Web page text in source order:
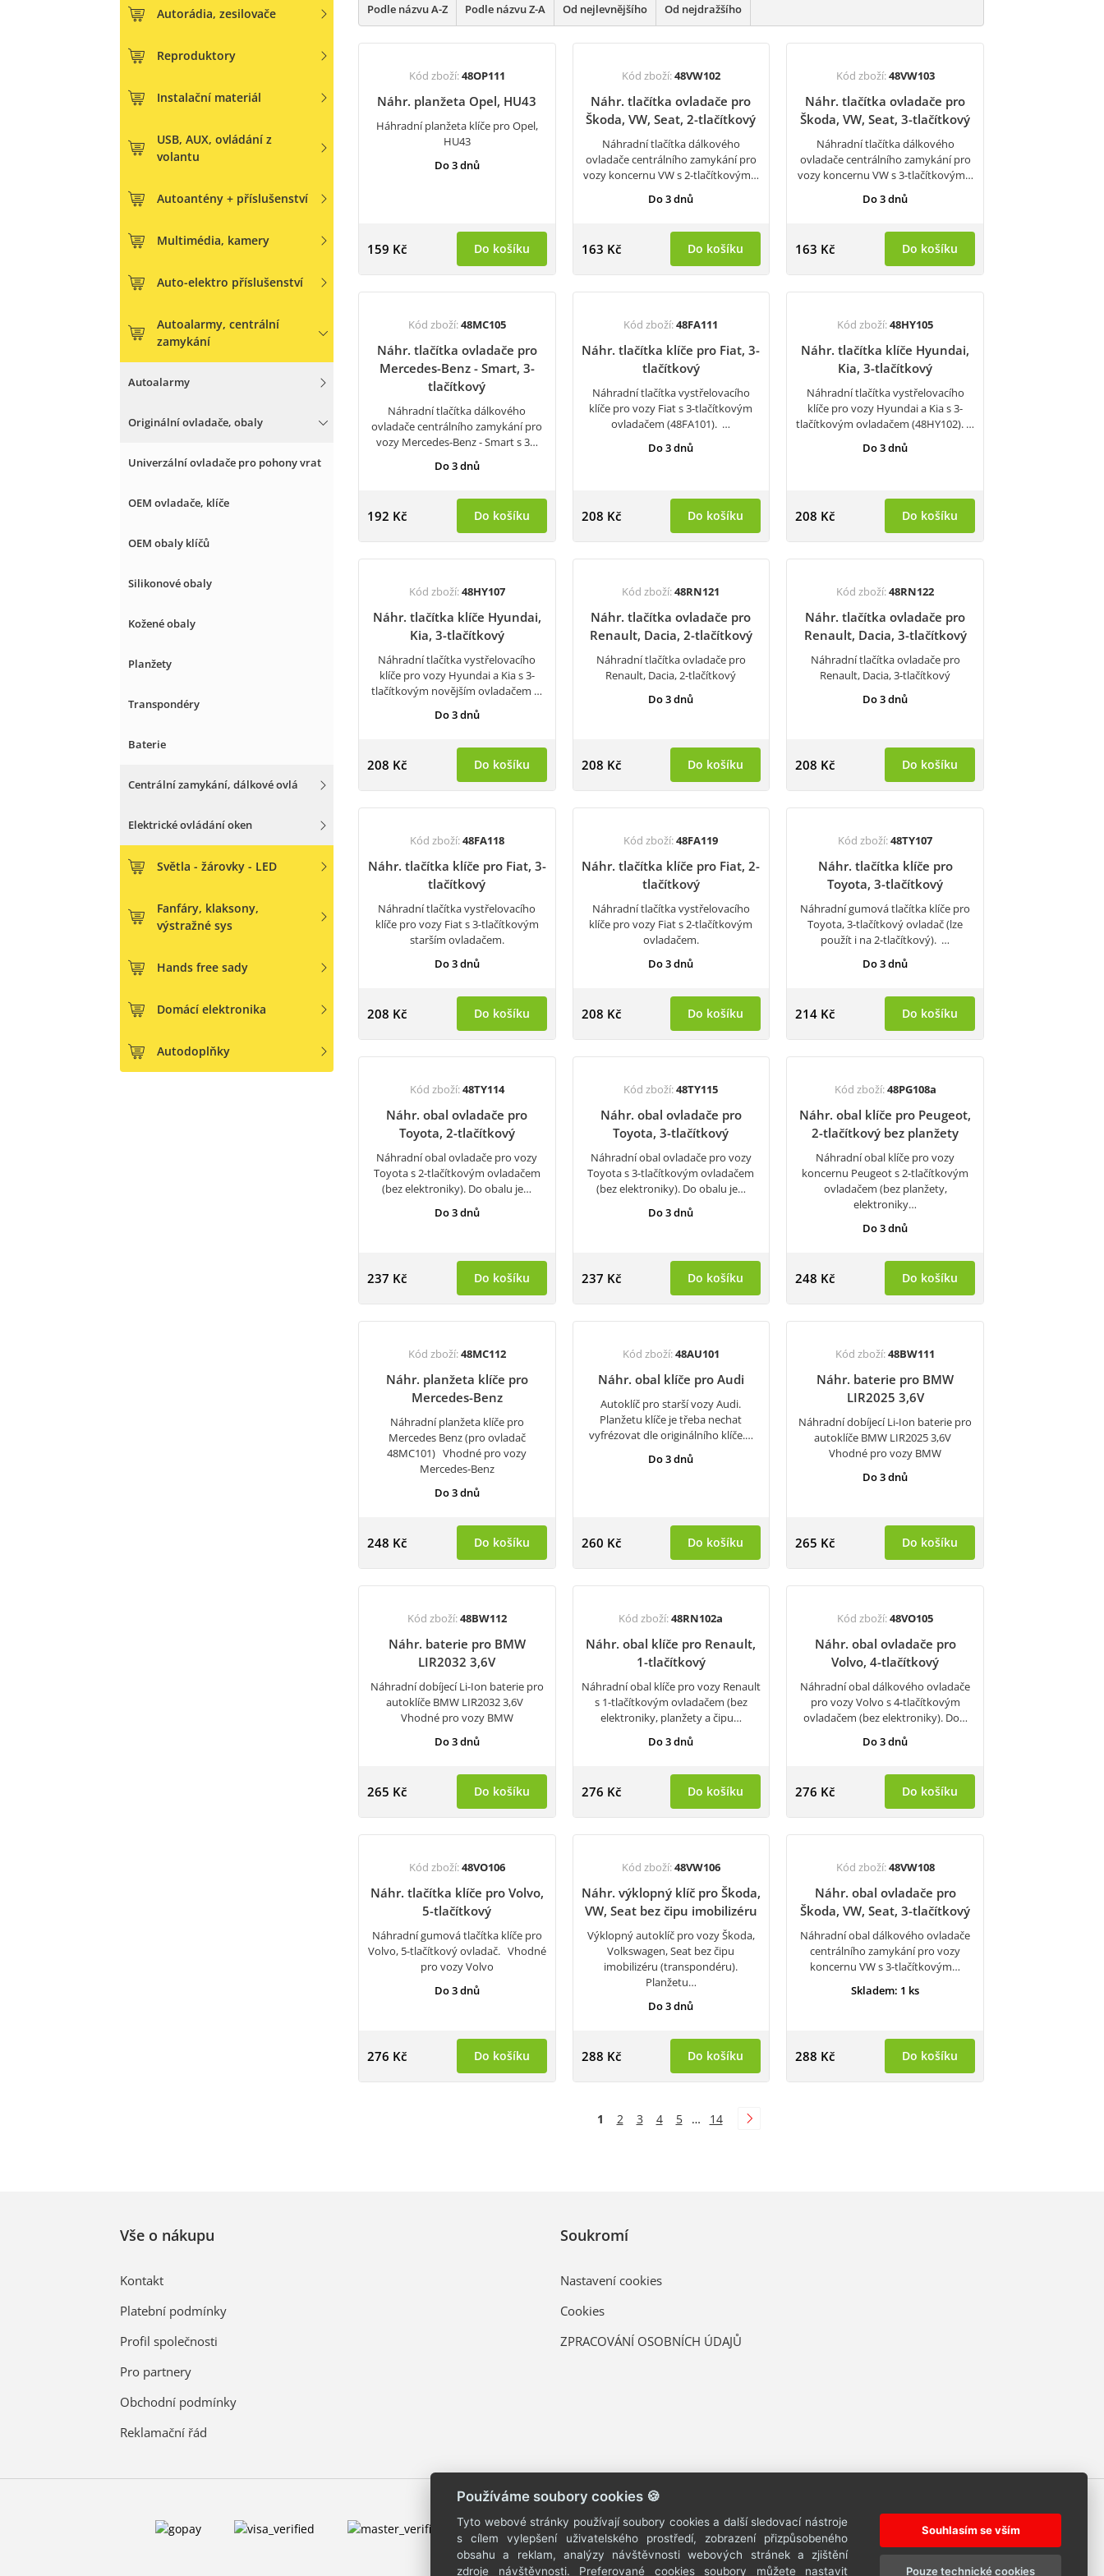
Autorádia, zesilovače
Reproduktory
Instalační materiál
USB, AUX, ovládání z
volantu
Autoantény + příslušenství
Multimédia, kamery
Auto-elektro příslušenství
Autoalarmy, centrální
zamykání
Autoalarmy
Originální ovladače, obaly
Univerzální ovladače pro pohony vrat
OEM ovladače, klíče
OEM obaly klíčů
Silikonové obaly
Kožené obaly
Planžety
Transpondéry
Baterie
Centrální zamykání, dálkové ovlá
Elektrické ovládání oken
Světla - žárovky - LED
Fanfáry, klaksony,
výstražné sys
Hands free sady
Domácí elektronika
Autodoplňky
Podle názvu A-Z Podle názvu Z-A Od nejlevnějšího Od nejdražšího
Kód zboží:48OP111
Náhr. planžeta Opel, HU43
Háhradní planžeta klíče pro Opel,
HU43
Do 3 dnů
159 Kč Do košíku
Kód zboží:48VW102
Náhr. tlačítka ovladače pro
Škoda, VW, Seat, 2-tlačítkový
Náhradní tlačítka dálkového
ovladače centrálního zamykání pro
vozy koncernu VW s 2-tlačítkovým…
Do 3 dnů
163 Kč Do košíku
Kód zboží:48VW103
Náhr. tlačítka ovladače pro
Škoda, VW, Seat, 3-tlačítkový
Náhradní tlačítka dálkového
ovladače centrálního zamykání pro
vozy koncernu VW s 3-tlačítkovým…
Do 3 dnů
163 Kč Do košíku
Kód zboží:48MC105
Náhr. tlačítka ovladače pro
Mercedes-Benz - Smart, 3-
tlačítkový
Náhradní tlačítka dálkového
ovladače centrálního zamykání pro
vozy Mercedes-Benz - Smart s 3…
Do 3 dnů
192 Kč Do košíku
Kód zboží:48FA111
Náhr. tlačítka klíče pro Fiat, 3-
tlačítkový
Náhradní tlačítka vystřelovacího
klíče pro vozy Fiat s 3-tlačítkovým
ovladačem (48FA101). …
Do 3 dnů
208 Kč Do košíku
Kód zboží:48HY105
Náhr. tlačítka klíče Hyundai,
Kia, 3-tlačítkový
Náhradní tlačítka vystřelovacího
klíče pro vozy Hyundai a Kia s 3-
tlačítkovým ovladačem (48HY102). …
Do 3 dnů
208 Kč Do košíku
Kód zboží:48HY107
Náhr. tlačítka klíče Hyundai,
Kia, 3-tlačítkový
Náhradní tlačítka vystřelovacího
klíče pro vozy Hyundai a Kia s 3-
tlačítkovým novějším ovladačem …
Do 3 dnů
208 Kč Do košíku
Kód zboží:48RN121
Náhr. tlačítka ovladače pro
Renault, Dacia, 2-tlačítkový
Náhradní tlačítka ovladače pro
Renault, Dacia, 2-tlačítkový
Do 3 dnů
208 Kč Do košíku
Kód zboží:48RN122
Náhr. tlačítka ovladače pro
Renault, Dacia, 3-tlačítkový
Náhradní tlačítka ovladače pro
Renault, Dacia, 3-tlačítkový
Do 3 dnů
208 Kč Do košíku
Kód zboží:48FA118
Náhr. tlačítka klíče pro Fiat, 3-
tlačítkový
Náhradní tlačítka vystřelovacího
klíče pro vozy Fiat s 3-tlačítkovým
starším ovladačem.
Do 3 dnů
208 Kč Do košíku
Kód zboží:48FA119
Náhr. tlačítka klíče pro Fiat, 2-
tlačítkový
Náhradní tlačítka vystřelovacího
klíče pro vozy Fiat s 2-tlačítkovým
ovladačem.
Do 3 dnů
208 Kč Do košíku
Kód zboží:48TY107
Náhr. tlačítka klíče pro
Toyota, 3-tlačítkový
Náhradní gumová tlačítka klíče pro
Toyota, 3-tlačítkový ovladač (lze
použít i na 2-tlačítkový). …
Do 3 dnů
214 Kč Do košíku
Kód zboží:48TY114
Náhr. obal ovladače pro
Toyota, 2-tlačítkový
Náhradní obal ovladače pro vozy
Toyota s 2-tlačítkovým ovladačem
(bez elektroniky). Do obalu je…
Do 3 dnů
237 Kč Do košíku
Kód zboží:48TY115
Náhr. obal ovladače pro
Toyota, 3-tlačítkový
Náhradní obal ovladače pro vozy
Toyota s 3-tlačítkovým ovladačem
(bez elektroniky). Do obalu je…
Do 3 dnů
237 Kč Do košíku
Kód zboží:48PG108a
Náhr. obal klíče pro Peugeot,
2-tlačítkový bez planžety
Náhradní obal klíče pro vozy
koncernu Peugeot s 2-tlačítkovým
ovladačem (bez planžety,
elektroniky…
Do 3 dnů
248 Kč Do košíku
Kód zboží:48MC112
Náhr. planžeta klíče pro
Mercedes-Benz
Náhradní planžeta klíče pro
Mercedes Benz (pro ovladač
48MC101) Vhodné pro vozy
Mercedes-Benz
Do 3 dnů
248 Kč Do košíku
Kód zboží:48AU101
Náhr. obal klíče pro Audi
Autoklíč pro starší vozy Audi.
Planžetu klíče je třeba nechat
vyfrézovat dle originálního klíče.…
Do 3 dnů
260 Kč Do košíku
Kód zboží:48BW111
Náhr. baterie pro BMW
LIR2025 3,6V
Náhradní dobíjecí Li-Ion baterie pro
autoklíče BMW LIR2025 3,6V
Vhodné pro vozy BMW
Do 3 dnů
265 Kč Do košíku
Kód zboží:48BW112
Náhr. baterie pro BMW
LIR2032 3,6V
Náhradní dobíjecí Li-Ion baterie pro
autoklíče BMW LIR2032 3,6V
Vhodné pro vozy BMW
Do 3 dnů
265 Kč Do košíku
Kód zboží:48RN102a
Náhr. obal klíče pro Renault,
1-tlačítkový
Náhradní obal klíče pro vozy Renault
s 1-tlačítkovým ovladačem (bez
elektroniky, planžety a čipu…
Do 3 dnů
276 Kč Do košíku
Kód zboží:48VO105
Náhr. obal ovladače pro
Volvo, 4-tlačítkový
Náhradní obal dálkového ovladače
pro vozy Volvo s 4-tlačítkovým
ovladačem (bez elektroniky). Do…
Do 3 dnů
276 Kč Do košíku
Kód zboží:48VO106
Náhr. tlačítka klíče pro Volvo,
5-tlačítkový
Náhradní gumová tlačítka klíče pro
Volvo, 5-tlačítkový ovladač. Vhodné
pro vozy Volvo
Do 3 dnů
276 Kč Do košíku
Kód zboží:48VW106
Náhr. výklopný klíč pro Škoda,
VW, Seat bez čipu imobilizéru
Výklopný autoklíč pro vozy Škoda,
Volkswagen, Seat bez čipu
imobilizéru (transpondéru).
Planžetu…
Do 3 dnů
288 Kč Do košíku
Kód zboží:48VW108
Náhr. obal ovladače pro
Škoda, VW, Seat, 3-tlačítkový
Náhradní obal dálkového ovladače
centrálního zamykání pro vozy
koncernu VW s 3-tlačítkovým…
Skladem: 1 ks
288 Kč Do košíku
1 2 3 4 5 … 14
Vše o nákupu
Kontakt
Platební podmínky
Profil společnosti
Pro partnery
Obchodní podmínky
Reklamační řád
Soukromí
Nastavení cookies
Cookies
ZPRACOVÁNÍ OSOBNÍCH ÚDAJŮ
Používáme soubory cookies 🍪
Tyto webové stránky používají soubory cookies a další sledovací nástroje
s cílem vylepšení uživatelského prostředí, zobrazení přizpůsobeného
obsahu a reklam, analýzy návštěvnosti webových stránek a zjištění
zdroje návštěvnosti. Preferované cookies soubory můžete nastavit
Souhlasím se vším
Pouze technické cookies